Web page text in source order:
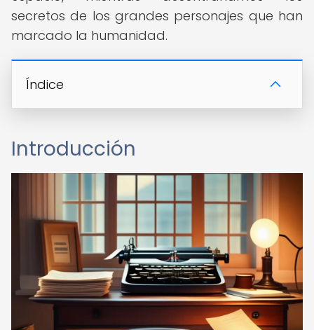
secretos de los grandes personajes que han
marcado la humanidad.
Índice
Introducción